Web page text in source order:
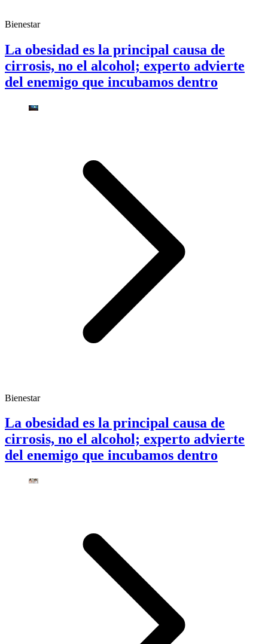
Bienestar
La obesidad es la principal causa de
cirrosis, no el alcohol; experto advierte
del enemigo que incubamos dentro
Bienestar
La obesidad es la principal causa de
cirrosis, no el alcohol; experto advierte
del enemigo que incubamos dentro